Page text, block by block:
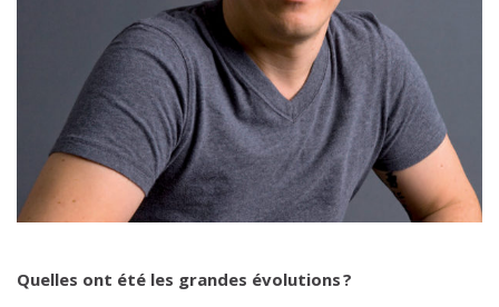
Quelles ont été les grandes évolutions ?